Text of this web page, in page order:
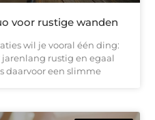
voor rustige wanden
wil je vooral één ding:
rustig en egaal
daarvoor een slimme